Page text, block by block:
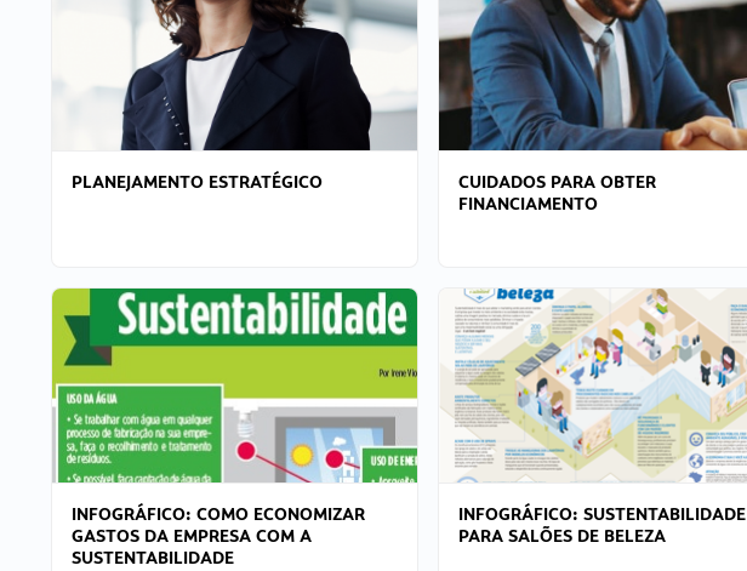
PLANEJAMENTO ESTRATÉGICO
CUIDADOS PARA OBTER
FINANCIAMENTO
INFOGRÁFICO: COMO ECONOMIZAR
GASTOS DA EMPRESA COM A
SUSTENTABILIDADE
INFOGRÁFICO: SUSTENTABILIDADE
PARA SALÕES DE BELEZA